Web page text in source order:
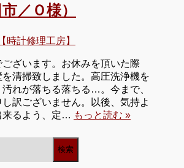
／Ｏ様）
時計修理工房】
ざいます。お休みを頂いた際
清掃致しました。高圧洗浄機を
れが落ちる落ちる…。今まで、
訳ございません。以後、気持よ
来るよう、定… もっと読む »